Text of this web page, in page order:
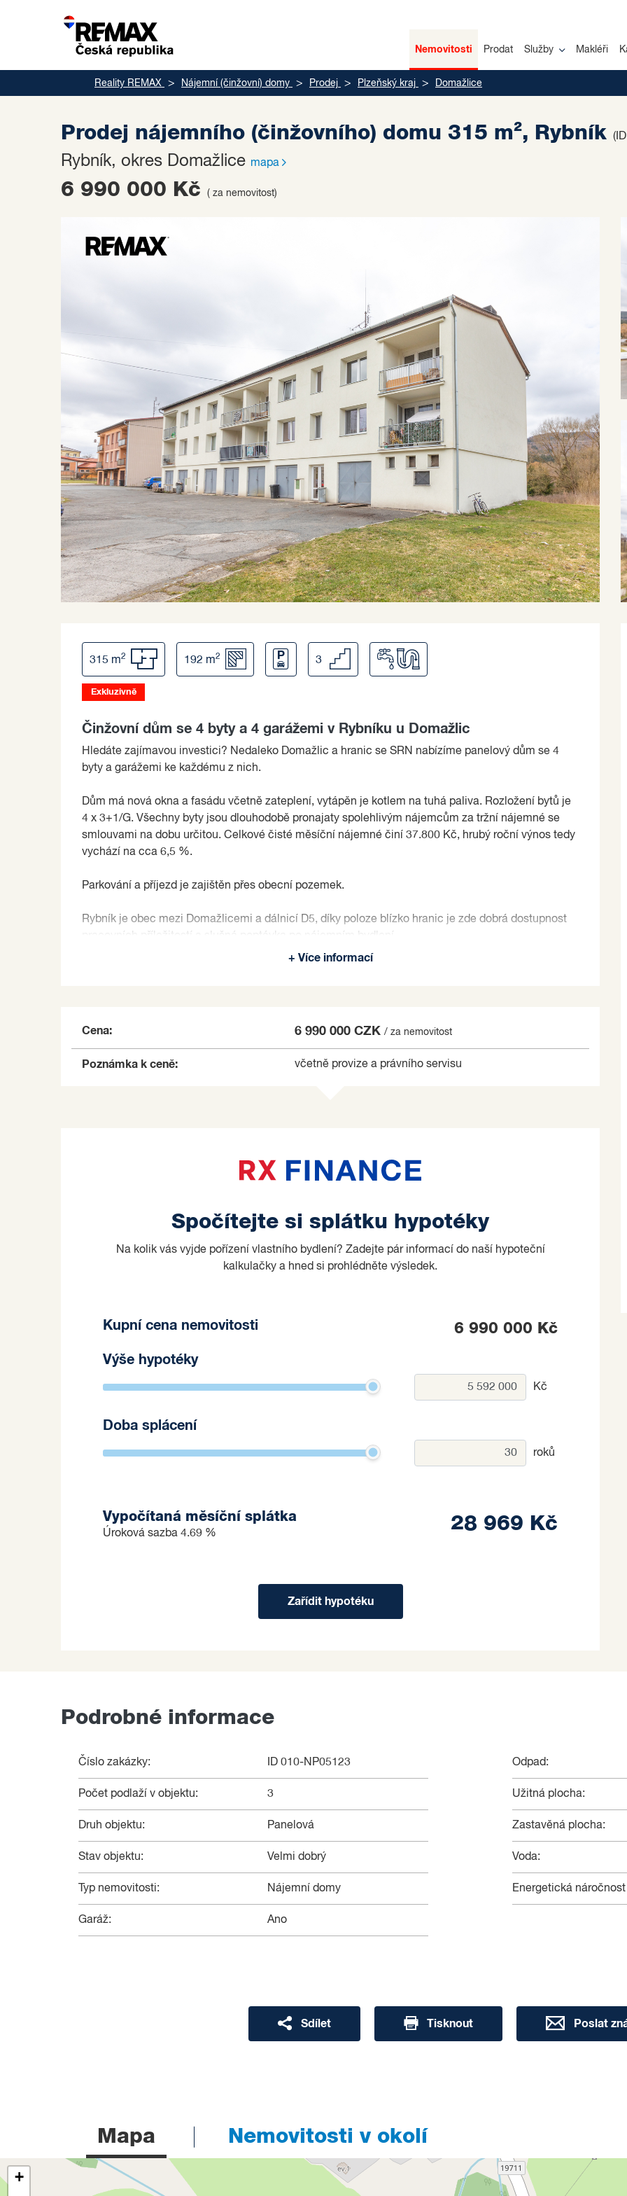
Nemovitosti Prodat Služby Makléři
Reality REMAX Nájemní (činžovní) domy Prodej Plzeňský kraj Domažlice
Prodej nájemního (činžovního) domu 315 m², Rybník
Rybník, okres Domažlice mapa
6 990 000 Kč ( za nemovitost)
315 m2 192 m2 3
Exkluzivně
Činžovní dům se 4 byty a 4 garážemi v Rybníku u Domažlic
Hledáte zajímavou investici? Nedaleko Domažlic a hranic se SRN nabízíme panelový dům se 4
byty a garážemi ke každému z nich.
Dům má nová okna a fasádu včetně zateplení, vytápěn je kotlem na tuhá paliva. Rozložení bytů je
4 x 3+1/G. Všechny byty jsou dlouhodobě pronajaty spolehlivým nájemcům za tržní nájemné se
smlouvami na dobu určitou. Celkové čisté měsíční nájemné činí 37.800 Kč, hrubý roční výnos tedy
vychází na cca 6,5 %.
Parkování a příjezd je zajištěn přes obecní pozemek.
Rybník je obec mezi Domažlicemi a dálnicí D5, díky poloze blízko hranic je zde dobrá dostupnost
+ Více informací
Cena: 6 990 000 CZK/ za nemovitost
Poznámka k ceně: včetně provize a právního servisu
Spočítejte si splátku hypotéky
Na kolik vás vyjde pořízení vlastního bydlení? Zadejte pár informací do naší hypoteční
kalkulačky a hned si prohlédněte výsledek.
Kupní cena nemovitosti 6 990 000 Kč
Výše hypotéky
Kč
Doba splácení
roků
Vypočítaná měsíční splátka
Úroková sazba 4.69 % 28 969 Kč
Zařídit hypotéku
Podrobné informace
Číslo zakázky: ID 010-NP05123
Počet podlaží v objektu: 3
Druh objektu: Panelová
Stav objektu: Velmi dobrý
Typ nemovitosti: Nájemní domy
Garáž: Ano
Odpad:
Užitná plocha:
Zastavěná plocha:
Voda:
Energetická
Sdílet Tisknout Poslat
Mapa Nemovitosti v okolí
+